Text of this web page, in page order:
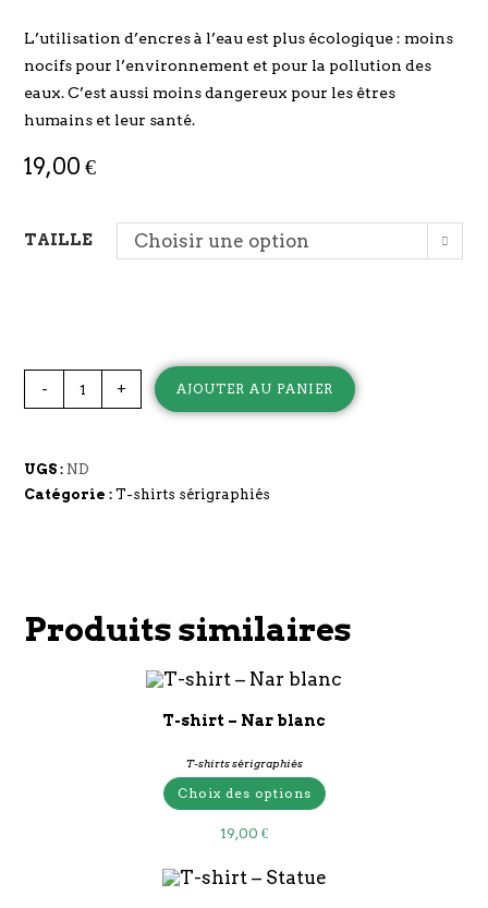
L’utilisation d’encres à l’eau est plus écologique : moins
nocifs pour l’environnement et pour la pollution des
eaux. C’est aussi moins dangereux pour les êtres
humains et leur santé.
19,00€
TAILLE Choisir une option
- + AJOUTER AU PANIER
UGS : ND
Catégorie :T-shirts sérigraphiés
Produits similaires
T-shirt – Nar blanc
T-shirts sérigraphiés
Choix des options
19,00 €